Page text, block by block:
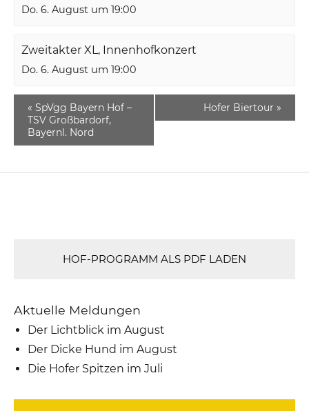
Do. 6. August um 19:00
Zweitakter XL, Innenhofkonzert
Do. 6. August um 19:00
« SpVgg Bayern Hof –
TSV Großbardorf,
Bayernl. Nord
Hofer Biertour »
HOF-PROGRAMM ALS PDF LADEN
Aktuelle Meldungen
Der Lichtblick im August
Der Dicke Hund im August
Die Hofer Spitzen im Juli